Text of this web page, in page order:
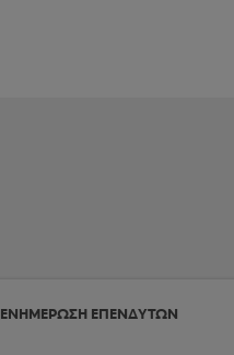
ΕΝΗΜΕΡΩΣΗ ΕΠΕΝΔΥΤΩΝ